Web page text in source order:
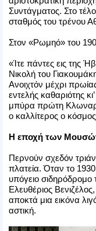
Συντάγματος. Στο
σταθμός του τρένου
Στον «Ρωμηό» του
«Ίτε πάντες εις της
Νικολή του
Ανοιχτόν μέχρι
εντελής καθαριότης
μπύρα πρώτη
ο καλλίτερος ο
Η εποχή των Μουσών
Περνούν σχεδόν
πλατεία. Όταν το
υπόγειο σιδηρόδρομο
Ελευθέριος
αποκτά μια εικόνα
αστική.